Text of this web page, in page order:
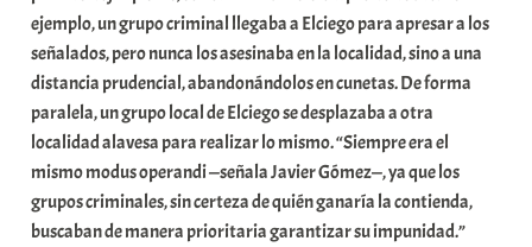
ejemplo, un grupo criminal llegaba a Elciego para apresar a los
señalados, pero nunca los asesinaba en la localidad, sino a una
distancia prudencial, abandonándolos en cunetas. De forma
paralela, un grupo local de Elciego se desplazaba a otra
localidad alavesa para realizar lo mismo. “Siempre era el
mismo modus operandi —señala Javier Gómez—, ya que los
grupos criminales, sin certeza de quién ganaría la contienda,
buscaban de manera prioritaria garantizar su impunidad.”